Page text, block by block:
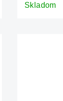
Skladom